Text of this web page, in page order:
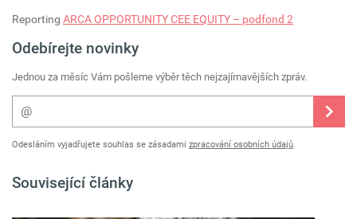
Reporting ARCA OPPORTUNITY CEE EQUITY – podfond 2
Odebírejte novinky
Jednou za měsíc Vám pošleme výběr těch nejzajímavějších zpráv.
Odesláním vyjadřujete souhlas se zásadami zpracování osobních údajů
Související články